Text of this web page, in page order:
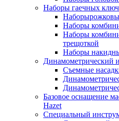
Наборы гаечных
Наборы
Наборы
трещоткой
Наборы
Динамометрический
Съемные
Базовое оснащение
Hazet
Специальный